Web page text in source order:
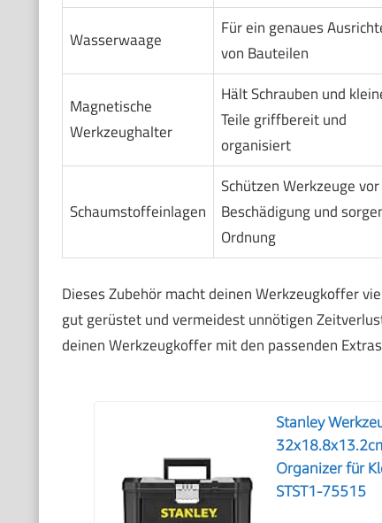
Wasserwaage
Für ein genaues
von Bauteilen
Magnetische
Werkzeughalter
Hält Schrauben und
Teile griffbereit und
organisiert
Schaumstoffeinlagen
Schützen Werkzeuge vor
Beschädigung und
Ordnung
Dieses Zubehör macht deinen Werkzeugkoffer
gut gerüstet und vermeidest unnötigen
deinen Werkzeugkoffer mit den passenden
Stanley
Organizer für
STST1-75515